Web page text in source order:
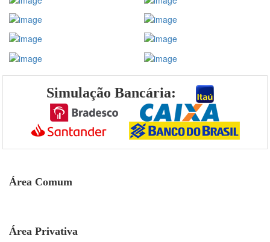
Simulação Bancária:
Área Comum
Área Privativa